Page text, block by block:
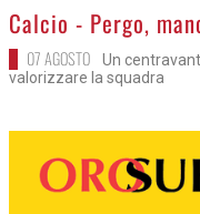
>
Calcio - Pergo,
07 AGOSTO
Un
valorizzare la squadra